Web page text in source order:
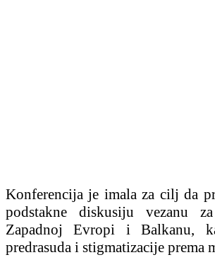
Konferencija je imala za cilj da
podstakne diskusiju vezanu
Zapadnoj Evropi i Balkanu,
predrasuda i stigmatizacije prema